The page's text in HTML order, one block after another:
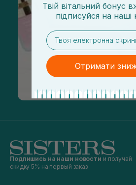
Подпишись на наши новости и получай
скидку 5% на первый заказ
Твій вітальний бонус
підписуйся на наші
email
Отримати